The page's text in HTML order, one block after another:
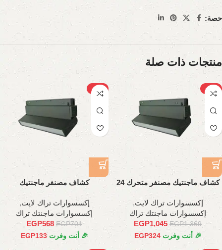
حصة:
منتجات ذات صلة
-24%
كشاف ماجنتيك مصنفر متحرك 24
إكسسوارات تراك لايت,
إكسسوارات ماجنتك تراك
EGP1,369
EGP1,045
🎉 أنت وفرت EGP324
-19%
كشاف مصنفر ماجنتيك
متحرك12وات، 22 سم
إكسسوارات تراك لايت,
إكسسوارات ماجنتك تراك
EGP701
EGP568
🎉 أنت وفرت EGP133